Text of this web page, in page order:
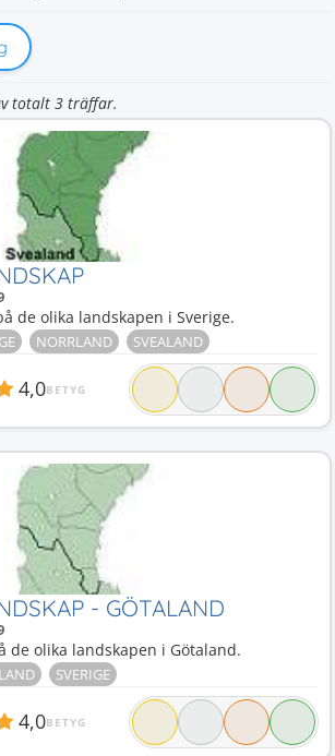
totalt 3 träffar.
de olika landskapen i Sverige.
NORRLAND SVEALAND
4,0BETYG
- GÖTALAND
de olika landskapen i Götaland.
SVERIGE
4,0BETYG